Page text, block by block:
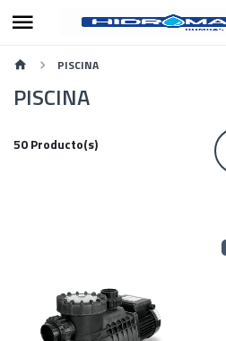
PISCINA
PISCINA
50 Producto(s)